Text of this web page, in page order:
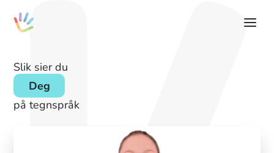
Slik sier du
Deg
på tegnspråk